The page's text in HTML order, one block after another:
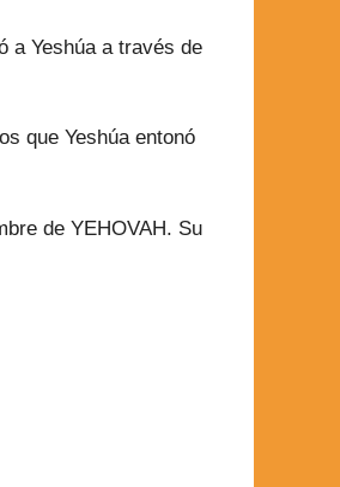
a Yeshúa a través de
que Yeshúa entonó
de YEHOVAH. Su